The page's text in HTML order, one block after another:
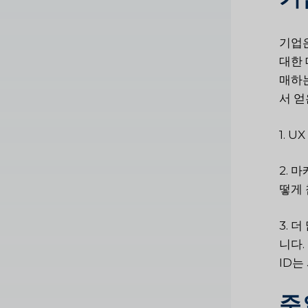
기업
대한
매하
서
1.
2. 마
떻게
3. 더
니다
ID는